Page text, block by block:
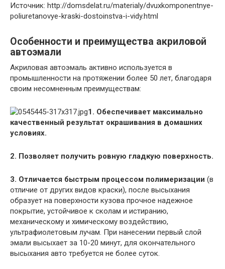
Источник: http://domsdelat.ru/materialy/dvuxkomponentnye-
poliuretanovye-kraski-dostoinstva-i-vidy.html
Особенности и преимущества акриловой
автоэмали
Акриловая автоэмаль активно используется в
промышленности на протяжении более 50 лет, благодаря
своим несомненным преимуществам:
1. Обеспечивает максимально
качественный результат окрашивания в домашних
условиях.
2. Позволяет получить ровную гладкую поверхность.
3. Отличается быстрым процессом полимеризации (в
отличие от других видов краски), после высыхания
образует на поверхности кузова прочное надежное
покрытие, устойчивое к сколам и истиранию,
механическому и химическому воздействию,
ультрафиолетовым лучам. При нанесении первый слой
эмали высыхает за 10-20 минут, для окончательного
высыхания авто требуется не более суток.